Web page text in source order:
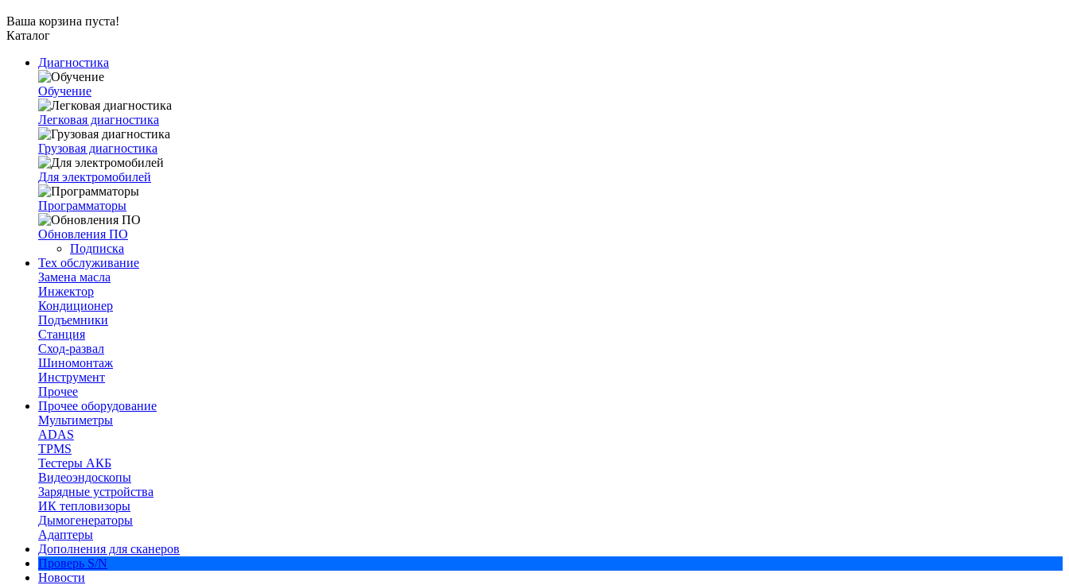
Ваша корзина пуста!
Каталог
Диагностика
Обучение
Легковая диагностика
Грузовая диагностика
Для электромобилей
Программаторы
Обновления ПО
Подписка
Тех обслуживание
Замена масла
Инжектор
Кондиционер
Подъемники
Станция
Сход-развал
Шиномонтаж
Инструмент
Прочее
Прочее оборудование
Мультиметры
ADAS
TPMS
Тестеры АКБ
Видеоэндоскопы
Зарядные устройства
ИК тепловизоры
Дымогенераторы
Адаптеры
Дополнения для сканеров
Проверь S/N
Новости